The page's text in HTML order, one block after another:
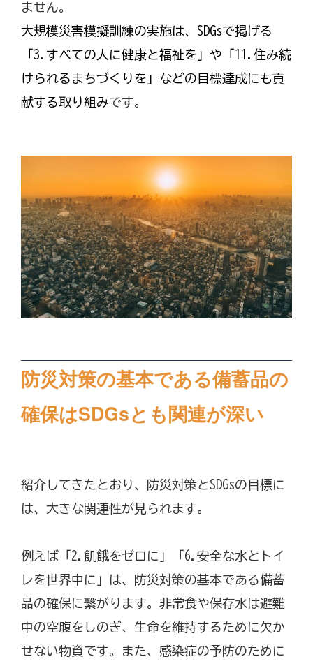
ません。
大規模災害模擬訓練の実施は、SDGsで掲げる
「3.すべての人に健康と福祉を」や「11.住み続
けられるまちづくりを」などの目標達成にも貢
献する取り組みです。
防災対策の基本である備蓄品の
確保はSDGsとも関連が深い
紹介してきたとおり、防災対策とSDGsの目標に
は、大きな関連性が見られます。
例えば「2.飢餓をゼロに」「6.安全な水とトイ
レを世界中に」は、防災対策の基本である備蓄
品の確保に繋がります。非常食や保存水は避難
中の空腹をしのぎ、生命を維持するために欠か
せない物資です。また、感染症の予防のために